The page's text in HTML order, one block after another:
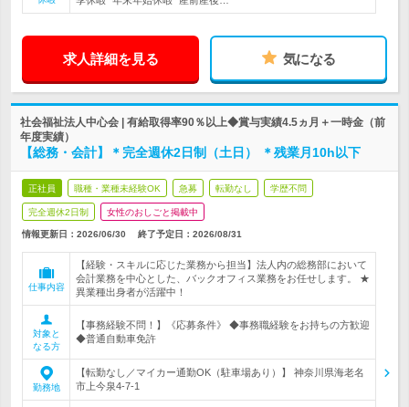
求人詳細を見る 気になる
社会福祉法人中心会 | 有給取得率90％以上◆賞与実績4.5ヵ月＋一時金（前
年度実績）
【総務・会計】＊完全週休2日制（土日） ＊残業月10h以下
正社員 職種・業種未経験OK 急募 転勤なし 学歴不問
完全週休2日制 女性のおしごと掲載中
情報更新日：2026/06/30 終了予定日： 2026/08/31
仕事内容
【経験・スキルに応じた業務から担当】法人内の総務部において
会計業務を中心とした、バックオフィス業務をお任せします。 ★
異業種出身者が活躍中！
対象と
なる方
【事務経験不問！】《応募条件》 ◆事務職経験をお持ちの方歓迎
◆普通自動車免許
勤務地
【転勤なし／マイカー通勤OK（駐車場あり）】 神奈川県海老名
市上今泉4-7-1